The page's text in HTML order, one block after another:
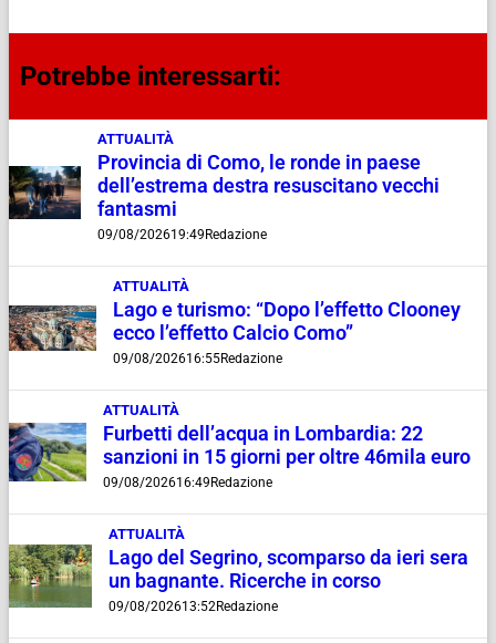
Potrebbe interessarti:
ATTUALITÀ
Provincia di Como, le ronde in paese
dell’estrema destra resuscitano vecchi
fantasmi
09/08/202619:49 Redazione
ATTUALITÀ
Lago e turismo: “Dopo l’effetto Clooney
ecco l’effetto Calcio Como”
09/08/202616:55Redazione
ATTUALITÀ
Furbetti dell’acqua in Lombardia: 22
sanzioni in 15 giorni per oltre 46mila euro
09/08/202616:49 Redazione
ATTUALITÀ
Lago del Segrino, scomparso da ieri sera
un bagnante. Ricerche in corso
09/08/202613:52Redazione